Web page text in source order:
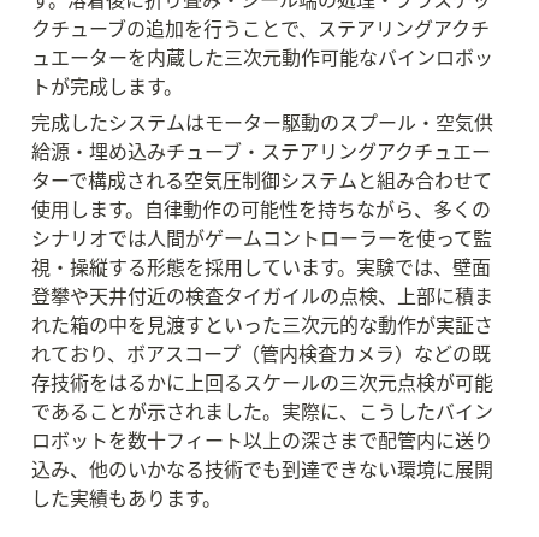
クチューブの追加を行うことで、ステアリングアクチ
ュエーターを内蔵した三次元動作可能なバインロボッ
トが完成します。
完成したシステムはモーター駆動のスプール・空気供
給源・埋め込みチューブ・ステアリングアクチュエー
ターで構成される空気圧制御システムと組み合わせて
使用します。自律動作の可能性を持ちながら、多くの
シナリオでは人間がゲームコントローラーを使って監
視・操縦する形態を採用しています。実験では、壁面
登攀や天井付近の検査タイガイルの点検、上部に積ま
れた箱の中を見渡すといった三次元的な動作が実証さ
れており、ボアスコープ（管内検査カメラ）などの既
存技術をはるかに上回るスケールの三次元点検が可能
であることが示されました。実際に、こうしたバイン
ロボットを数十フィート以上の深さまで配管内に送り
込み、他のいかなる技術でも到達できない環境に展開
した実績もあります。